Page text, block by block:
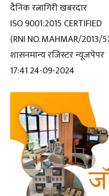
दैनिक रत्नागिरी खबरदार
ISO 9001:2015 CERTIFIED
(RNI NO. MAHMAR/2013/
शासनमान्य रजिस्टर न्यूजपेपर
17:41 24-09-2024